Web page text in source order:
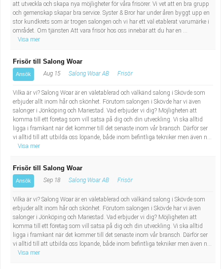
att utveckla och skapa nya möjligheter för våra frisörer. Vi vet att en bra grupp
och gemenskap skapar bra service. Syster & Bror har under åren byggt upp en
stor kundkrets som är trogen salongen och vi har ett väl etablerat varumärke i
området. Om tjänsten Att vara frisör hos oss innebär att du har en ...
Visa mer
Frisör till Salong Woar
Ansök Aug 15 Salong Woar AB Frisör
Vilka är vi? Salong Woar är en väletablerad och välkänd salong i Skövde som
erbjuder allt inom hår och skönhet. Förutom salongen i Skövde har vi även
salonger i Jönköping och Mariestad. Vad erbjuder vi dig? Möjligheten att
komma till ett företag som vill satsa på dig och din utveckling. Vi ska alltid
ligga i framkant när det kommer till det senaste inom vår bransch. Därför ser
vi alltid till att utbilda oss löpande, både inom befintliga tekniker men även n...
Visa mer
Frisör till Salong Woar
Ansök Sep 18 Salong Woar AB Frisör
Vilka är vi? Salong Woar är en väletablerad och välkänd salong i Skövde som
erbjuder allt inom hår och skönhet. Förutom salongen i Skövde har vi även
salonger i Jönköping och Mariestad. Vad erbjuder vi dig? Möjligheten att
komma till ett företag som vill satsa på dig och din utveckling. Vi ska alltid
ligga i framkant när det kommer till det senaste inom vår bransch. Därför ser
vi alltid till att utbilda oss löpande, både inom befintliga tekniker men även n...
Visa mer